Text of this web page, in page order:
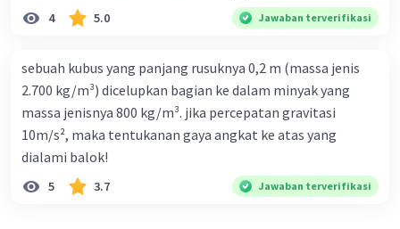
4 5.0 Jawaban terverifikasi
sebuah kubus yang panjang rusuknya 0,2 m (massa jenis
2.700 kg/m³) dicelupkan bagian ke dalam minyak yang
massa jenisnya 800 kg/m³. jika percepatan gravitasi
10m/s², maka tentukanan gaya angkat ke atas yang
dialami balok!
5 3.7 Jawaban terverifikasi